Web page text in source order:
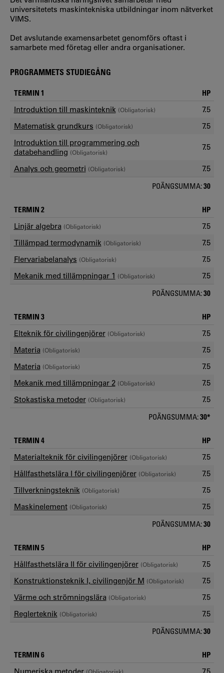
universitetets maskintekniska utbildningar inom nätverket
VIMS.
Det avslutande examensarbetet genomförs oftast i
samarbete med företag eller andra organisationer.
PROGRAMMETS STUDIEGÅNG
TERMIN 1 HP
Introduktion till maskinteknik (Obligatorisk)
7.5
Matematisk grundkurs (Obligatorisk)
7.5
Introduktion till programmering och
databehandling (Obligatorisk)
7.5
Analys och geometri (Obligatorisk) 7.5
POÄNGSUMMA:30
TERMIN 2 HP
Linjär algebra (Obligatorisk)
7.5
Tillämpad termodynamik (Obligatorisk)
7.5
Flervariabelanalys (Obligatorisk)
7.5
Mekanik med tillämpningar 1 (Obligatorisk) 7.5
POÄNGSUMMA:30
TERMIN 3 HP
Elteknik för civilingenjörer (Obligatorisk)
7.5
Materia (Obligatorisk)
7.5
Materia (Obligatorisk)
7.5
Mekanik med tillämpningar 2 (Obligatorisk)
7.5
Stokastiska metoder (Obligatorisk) 7.5
POÄNGSUMMA:30*
TERMIN 4 HP
Materialteknik för civilingenjörer (Obligatorisk)
7.5
Hållfasthetslära I för civilingenjörer (Obligatorisk)
7.5
Tillverkningsteknik (Obligatorisk)
7.5
Maskinelement (Obligatorisk) 7.5
POÄNGSUMMA:30
TERMIN 5 HP
Hållfasthetslära II för civilingenjörer (Obligatorisk)
7.5
Konstruktionsteknik I, civilingenjör M (Obligatorisk)
7.5
Värme och strömningslära (Obligatorisk)
7.5
Reglerteknik (Obligatorisk) 7.5
POÄNGSUMMA:30
TERMIN 6 HP